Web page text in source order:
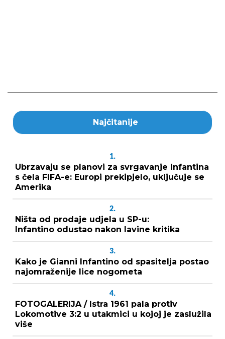
Najčitanije
1.
Ubrzavaju se planovi za svrgavanje Infantina
s čela FIFA-e: Europi prekipjelo, uključuje se
Amerika
2.
Ništa od prodaje udjela u SP-u:
Infantino odustao nakon lavine kritika
3.
Kako je Gianni Infantino od spasitelja postao
najomraženije lice nogometa
4.
FOTOGALERIJA / Istra 1961 pala protiv
Lokomotive 3:2 u utakmici u kojoj je zaslužila
više